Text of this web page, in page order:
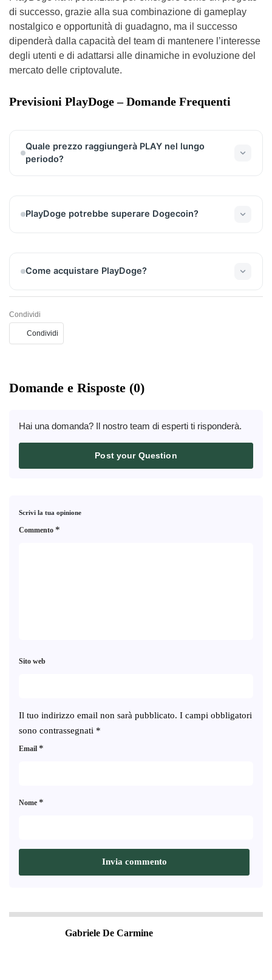
di successo, grazie alla sua combinazione di gameplay
nostalgico e opportunità di guadagno, ma il successo
dipenderà dalla capacità del team di mantenere l’interesse
degli utenti e di adattarsi alle dinamiche in evoluzione del
mercato delle criptovalute.
Previsioni PlayDoge – Domande Frequenti
Quale prezzo raggiungerà PLAY nel lungo
periodo?
seconda di vari fattori di mercato e dell’andamento
PlayDoge potrebbe superare Dogecoin?
PlayDoge ha un modello unico P2E che potrebbe
Come acquistare PlayDoge?
Puoi acquistare PlayDoge durante la prevendita
criptovalute supportate come BNB, ETH o USDT.
Condividi
Condividi
Domande e Risposte (0)
Hai una domanda? Il nostro team di esperti ti risponderà.
Post your Question
Scrivi la tua opinione
Il tuo indirizzo email non sarà pubblicato. I campi obbligatori
sono contrassegnati *
Commento *
Nome *
Email *
Sito web
Gabriele De Carmine